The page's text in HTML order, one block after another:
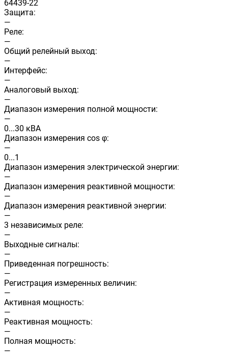
64439-22
Защита:
—
Реле:
—
Общий релейный выход:
—
Интерфейс:
—
Аналоговый выход:
—
Диапазон измерения полной мощности:
—
0...30 кВА
Диапазон измерения cos φ:
—
0...1
Диапазон измерения электрической энергии:
—
Диапазон измерения реактивной мощности:
—
Диапазон измерения реактивной энергии:
—
3 независимых реле:
—
Выходные сигналы:
—
Приведенная погрешность:
—
Регистрация измеренных величин:
—
Активная мощность:
—
Реактивная мощность:
—
Полная мощность:
—